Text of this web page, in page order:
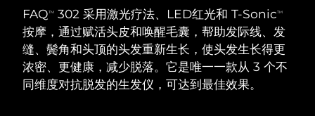
FAQTM 302 采用激光疗法、LED红光和 T-SonicTM
按摩，通过赋活头皮和唤醒毛囊，帮助发际线、发
缝、鬓角和头顶的头发重新生长，使头发生长得更
浓密、更健康，减少脱落。它是唯一一款从 3 个不
同维度对抗脱发的生发仪，可达到最佳效果。
面部清洁 紧致提拉
奥地利 预计送达日期8/10/26
巴林 预计送达日期 8/11/26
比利时 预计送达日期 8/10/26